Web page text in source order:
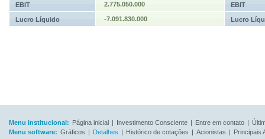
EBIT 2.775.050.000 EBIT
Lucro Líquido -7.091.830.000 Lucro
Menu institucional: Página inicial | Investimento Consciente | Entre em contato |
Menu software: Gráficos | Detalhes | Histórico de cotações | Acionistas | Principais